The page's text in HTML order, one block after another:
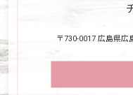
〒730-0017 広島県広